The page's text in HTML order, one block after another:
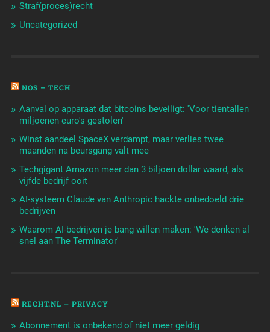
Straf(proces)recht
Uncategorized
NOS – TECH
Aanval op apparaat dat bitcoins beveiligt: 'Voor tientallen
miljoenen euro's gestolen'
Winst aandeel SpaceX verdampt, maar verlies twee
maanden na beursgang valt mee
Techgigant Amazon meer dan 3 biljoen dollar waard, als
vijfde bedrijf ooit
AI-systeem Claude van Anthropic hackte onbedoeld drie
bedrijven
Waarom AI-bedrijven je bang willen maken: 'We denken al
snel aan The Terminator'
RECHT.NL – PRIVACY
Abonnement is onbekend of niet meer geldig